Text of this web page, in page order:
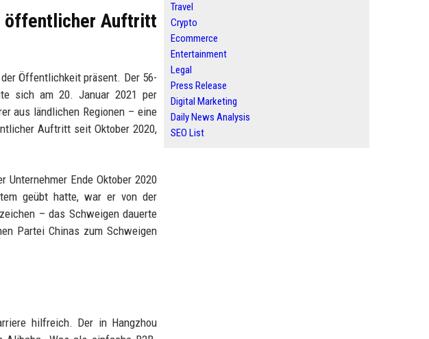
öffentlicher Auftritt
Öffentlichkeit präsent. Der 56-
sich am 20. Januar 2021 per
aus ländlichen Regionen – eine
Auftritt seit Oktober 2020,
Ende Oktober 2020
geübt hatte, war er von der
– das Schweigen dauerte
Partei Chinas zum Schweigen
hilfreich. Der in Hangzhou
Travel
Crypto
Ecommerce
Entertainment
Legal
Press Release
Digital Marketing
Daily News Analysis
SEO List